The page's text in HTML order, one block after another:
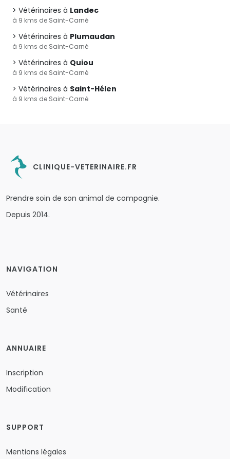
Vétérinaires à Landec
à 9 kms de Saint-Carné
Vétérinaires à Plumaudan
à 9 kms de Saint-Carné
Vétérinaires à Quiou
à 9 kms de Saint-Carné
Vétérinaires à Saint-Hélen
à 9 kms de Saint-Carné
CLINIQUE-VETERINAIRE.FR
Prendre soin de son animal de compagnie.
Depuis 2014.
NAVIGATION
Vétérinaires
Santé
ANNUAIRE
Inscription
Modification
SUPPORT
Mentions légales